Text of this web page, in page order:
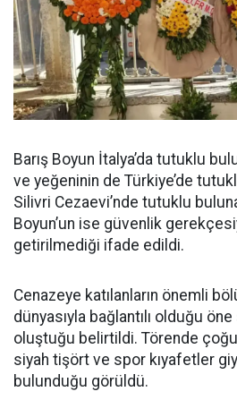
Barış Boyun İtalya’da tutuklu
ve yeğeninin de Türkiye’de
Silivri Cezaevi’nde tutuklu
Boyun’un ise güvenlik
getirilmediği ifade edildi.
Cenazeye katılanların önemli
dünyasıyla bağlantılı olduğu
oluştuğu belirtildi. Törende
siyah tişört ve spor kıyafetler
bulunduğu görüldü.